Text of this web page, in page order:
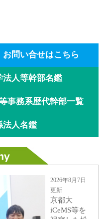
問い合せはこちら
法人等幹部名鑑
事務系歴代幹部一覧
法人名鑑
2026年8月7日
更新
京都大
iCeMS等を